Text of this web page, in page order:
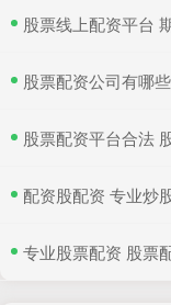
股票线上配资平台
股票配资公司有哪
股票配资平台合法 股
配资股配资 专业炒
专业股票配资 股票